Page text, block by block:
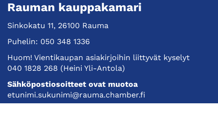
Rauman kauppakamari
Sinkokatu 11, 26100 Rauma
Puhelin: 050 348 1336
Huom! Vientikaupan asiakirjoihin liittyvät kyselyt
040 1828 268 (Heini Yli-Antola)
Sähköpostiosoitteet ovat muotoa
etunimi.sukunimi@rauma.chamber.fi